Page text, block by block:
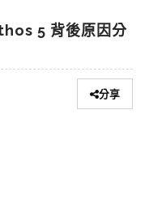
5 背後原因分
分享